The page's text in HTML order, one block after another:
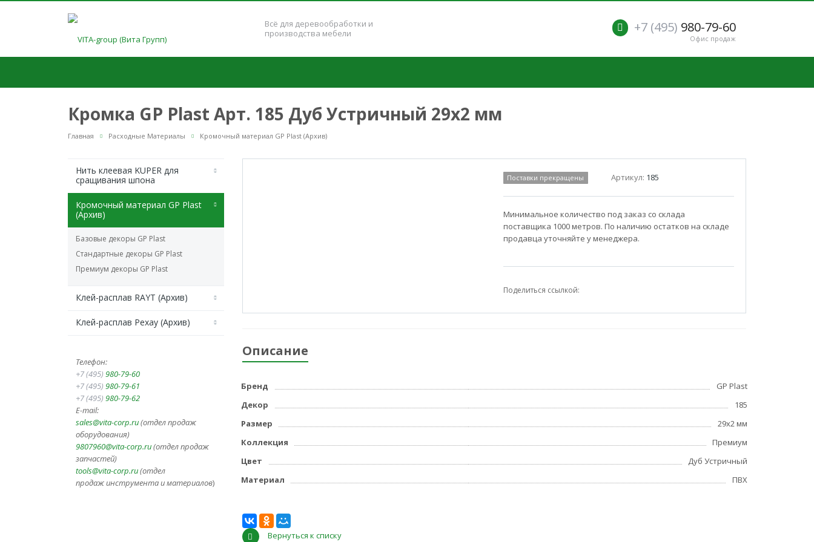
Всё для деревообработки и
производства мебели
+7 (495) 980-79-60
Офис продаж
Кромка GP Plast Арт. 185 Дуб Устричный 29x2 мм
Главная Расходные Материалы Кромочный материал GP Plast (Архив)
Нить клеевая KUPER для
сращивания шпона
Кромочный материал GP Plast
(Архив)
Базовые декоры GP Plast
Стандартные декоры GP Plast
Премиум декоры GP Plast
Клей-расплав RAYT (Архив)
Клей-расплав Рехау (Архив)
Телефон:
+7 (495) 980-79-60
+7 (495) 980-79-61
+7 (495) 980-79-62
E-mail:
sales@vita-corp.ru(отдел продаж
оборудования)
9807960@vita-corp.ru(отдел продаж
запчастей)
tools@vita-corp.ru(отдел
продаж инструмента иматериалов)
Поставки прекращены Артикул: 185
Минимальное количество под заказ со склада
поставщика 1000 метров. По наличию остатков на складе
продавца уточняйте у менеджера.
Поделиться ссылкой:
Описание
Бренд
GP Plast
Декор
185
Размер
29x2 мм
Коллекция
Премиум
Цвет
Дуб Устричный
Материал
ПВХ
Вернуться к списку